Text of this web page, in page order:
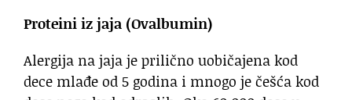
Proteini iz jaja (Ovalbumin)
Alergija na jaja je prilično uobičajena kod
dece mlađe od 5 godina i mnogo je češća kod